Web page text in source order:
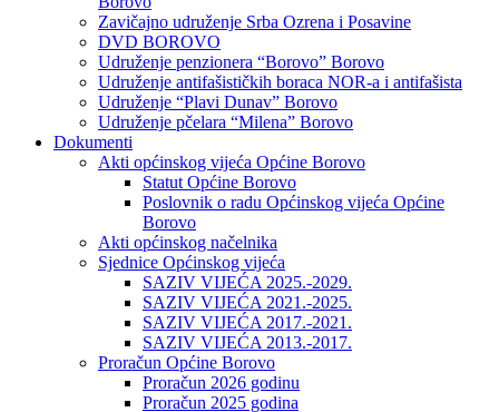
Zavičajno udruženje Srba Ozrena i Posavine
DVD BOROVO
Udruženje penzionera “Borovo” Borovo
Udruženje antifašističkih boraca NOR-a i antifašista
Udruženje “Plavi Dunav” Borovo
Udruženje pčelara “Milena” Borovo
Dokumenti
Akti općinskog vijeća Općine Borovo
Statut Općine Borovo
Poslovnik o radu Općinskog vijeća Općine
Borovo
Akti općinskog načelnika
Sjednice Općinskog vijeća
SAZIV VIJEĆA 2025.-2029.
SAZIV VIJEĆA 2021.-2025.
SAZIV VIJEĆA 2017.-2021.
SAZIV VIJEĆA 2013.-2017.
Proračun Općine Borovo
Proračun 2026 godinu
Proračun 2025 godina